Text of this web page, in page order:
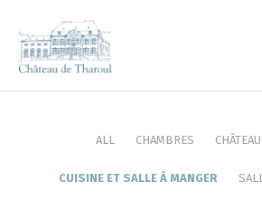
ALL CHAMBRES CHÂTEAU
CUISINE ET SALLE À MANGER